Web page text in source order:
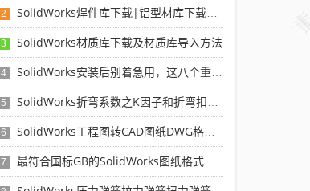
2 SolidWorks焊件库下载|铝型材库下载|附sw焊件库添加配置使用教程
3 SolidWorks材质库下载及材质库导入方法
4 SolidWorks安装后别着急用，这八个重要SolidWorks设置可以提高你的画图效率
5 SolidWorks折弯系数之K因子和折弯扣除表-溪风推荐
6 SolidWorks工程图转CAD图纸DWG格式映射文件无乱码可分层-溪风亲测推荐
7 最符合国标GB的SolidWorks图纸格式和图纸模板下载-溪风专用版